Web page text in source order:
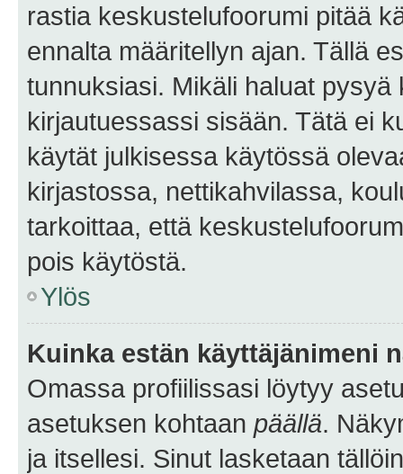
rastia keskustelufoorumi pitää
ennalta määritellyn ajan. Tällä
tunnuksiasi. Mikäli haluat
kirjautuessassi sisään. Tätä ei
käytät julkisessa käytössä
kirjastossa, nettikahvilassa,
tarkoittaa, että
pois käytöstä.
Ylös
Kuinka estän käyttäjänimeni
Omassa profiilissasi löytyy
asetuksen kohtaan päällä.
ja itsellesi. Sinut lasketaan